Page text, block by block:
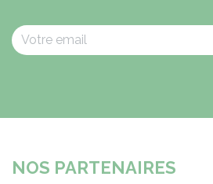
NOS PARTENAIRES